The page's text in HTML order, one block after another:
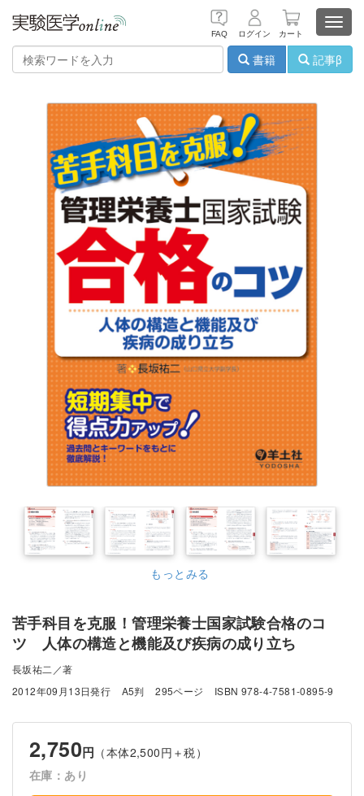
FAQ ログイン カート
書籍
記事β
もっとみる
苦手科目を克服！管理栄養士国家試験合格のコ
ツ 人体の構造と機能及び疾病の成り立ち
長坂祐二／著
2012年09月13日発行
A5判 295ページ ISBN 978-4-7581-0895-9
2,750円 （本体2,500円＋税）
在庫：あり